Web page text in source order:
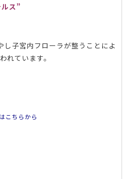
ス”
し子宮内フローラが整うことによ
れています。
こちらから